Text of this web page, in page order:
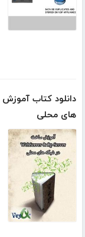
های محلی